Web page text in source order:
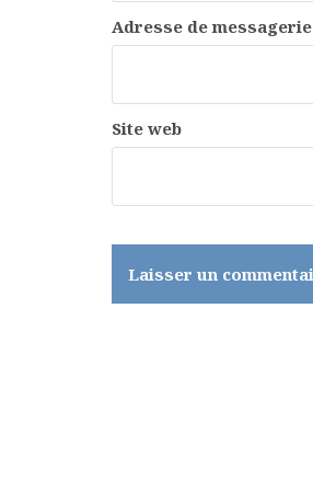
Adresse de messagerie
Site web